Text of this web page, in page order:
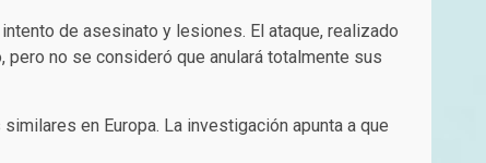
de asesinato y lesiones. El ataque, realizado
no se consideró que anulará totalmente sus
en Europa. La investigación apunta a que